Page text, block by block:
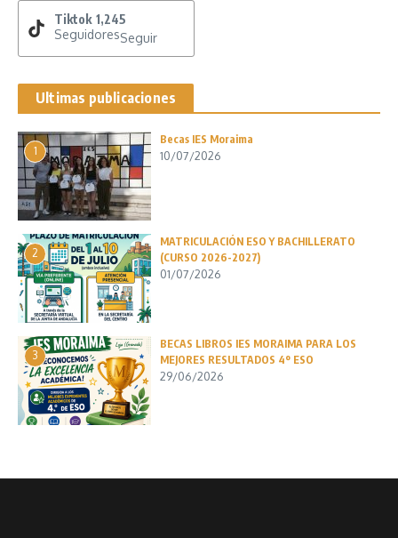
Tiktok 1,245
SeguidoresSeguir
Ultimas publicaciones
1
Becas IES Moraima
10/07/2026
2
MATRICULACIÓN ESO Y BACHILLERATO
(CURSO 2026-2027)
01/07/2026
3
BECAS LIBROS IES MORAIMA PARA LOS
MEJORES RESULTADOS 4º ESO
29/06/2026